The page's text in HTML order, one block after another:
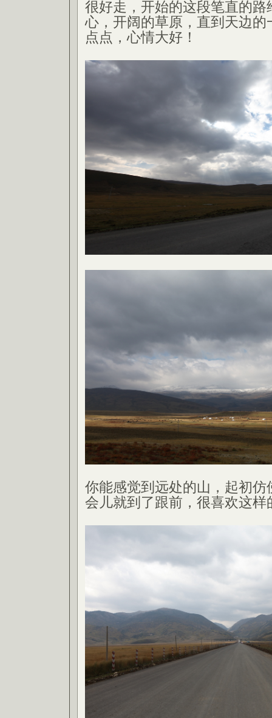
很好走，开始的这段笔直的路
心，开阔的草原，直到天边的
点点，心情大好！
你能感觉到远处的山，起初仿
会儿就到了跟前，很喜欢这样